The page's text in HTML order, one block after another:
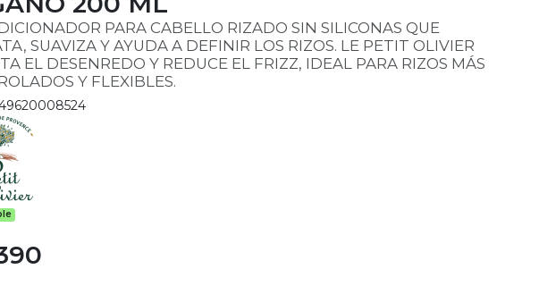
PARA CABELLO RIZADO SIN SILICONAS QUE
SUAVIZA Y AYUDA A DEFINIR LOS RIZOS. LE PETIT OLIVIER
EL DESENREDO Y REDUCE EL FRIZZ, IDEAL PARA RIZOS MÁS
Y FLEXIBLES.